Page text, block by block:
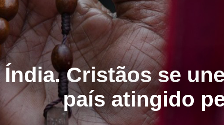
Índia. Cristãos se
país atingido